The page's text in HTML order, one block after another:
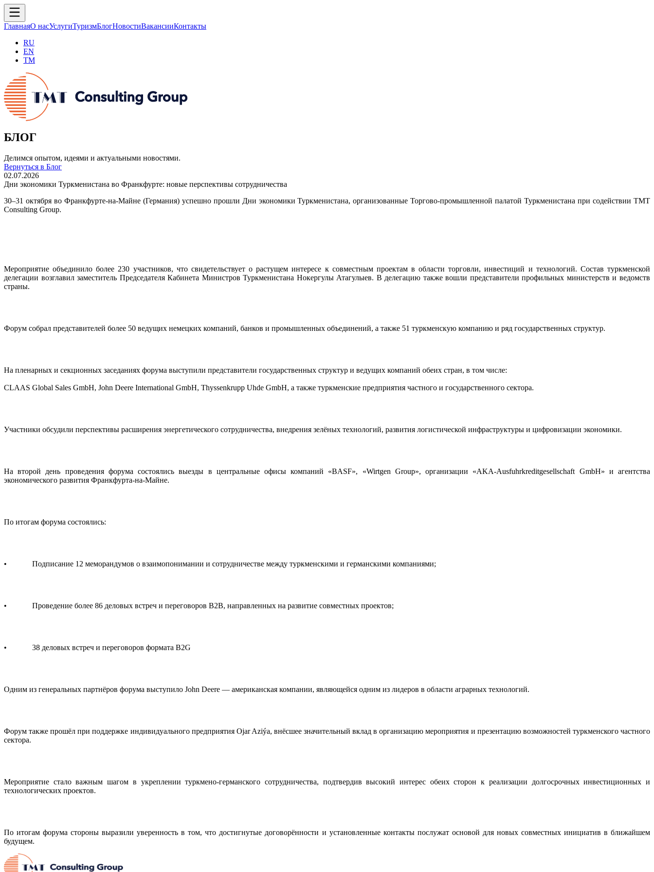
ГлавнаяО насУслугиТуризмБлогНовостиВакансииКонтакты
RU
EN
TM
БЛОГ
Делимся опытом, идеями и актуальными новостями.
Вернуться в Блог
02.07.2026
Дни экономики Туркменистана во Франкфурте: новые перспективы сотрудничества
30–31 октября во Франкфурте-на-Майне (Германия) успешно прошли Дни экономики Туркменистана, организованные Торгово-промышленной палатой Туркменистана при содействии TMT
Consulting Group.
Мероприятие объединило более 230 участников, что свидетельствует о растущем интересе к совместным проектам в области торговли, инвестиций и технологий. Состав туркменской
делегации возглавил заместитель Председателя Кабинета Министров Туркменистана Нокергулы Атагулыев. В делегацию также вошли представители профильных министерств и ведомств
страны.
Форум собрал представителей более 50 ведущих немецких компаний, банков и промышленных объединений, а также 51 туркменскую компанию и ряд государственных структур.
На пленарных и секционных заседаниях форума выступили представители государственных структур и ведущих компаний обеих стран, в том числе:
CLAAS Global Sales GmbH, John Deere International GmbH, Thyssenkrupp Uhde GmbH, а также туркменские предприятия частного и государственного сектора.
Участники обсудили перспективы расширения энергетического сотрудничества, внедрения зелёных технологий, развития логистической инфраструктуры и цифровизации экономики.
На второй день проведения форума состоялись выезды в центральные офисы компаний «BASF», «Wirtgen Group», организации «AKA-Ausfuhrkreditgesellschaft GmbH» и агентства
экономического развития Франкфурта-на-Майне.
По итогам форума состоялись:
• Подписание 12 меморандумов о взаимопонимании и сотрудничестве между туркменскими и германскими компаниями;
• Проведение более 86 деловых встреч и переговоров B2B, направленных на развитие совместных проектов;
• 38 деловых встреч и переговоров формата B2G
Одним из генеральных партнёров форума выступило John Deere — американская компании, являющейся одним из лидеров в области аграрных технологий.
Форум также прошёл при поддержке индивидуального предприятия Ojar Aziýa, внёсшее значительный вклад в организацию мероприятия и презентацию возможностей туркменского частного
сектора.
Мероприятие стало важным шагом в укреплении туркмено-германского сотрудничества, подтвердив высокий интерес обеих сторон к реализации долгосрочных инвестиционных и
технологических проектов.
По итогам форума стороны выразили уверенность в том, что достигнутые договорённости и установленные контакты послужат основой для новых совместных инициатив в ближайшем
будущем.